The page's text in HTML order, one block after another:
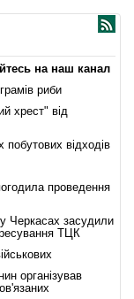
на наш канал
риби
хрест" від
побутових відходів
проведення
Черкасах засудили
ТЦК
організував